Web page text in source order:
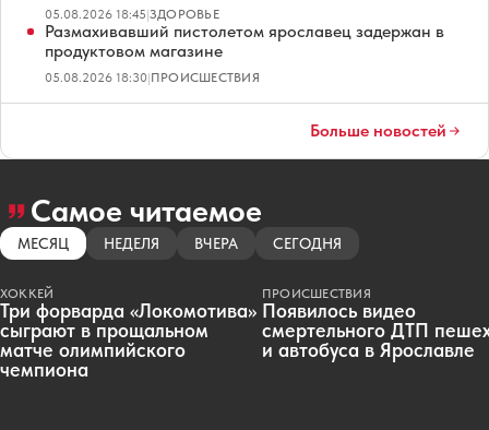
05.08.2026 18:45|ЗДОРОВЬЕ
Размахивавший пистолетом ярославец задержан в
продуктовом магазине
05.08.2026 18:30|ПРОИСШЕСТВИЯ
Больше новостей
Самое читаемое
МЕСЯЦ НЕДЕЛЯ ВЧЕРА СЕГОДНЯ
ХОККЕЙ
Три форварда «Локомотива»
сыграют в прощальном
матче олимпийского
чемпиона
ПРОИСШЕСТВИЯ
Появилось видео
смертельного ДТП
и автобуса в Ярославле